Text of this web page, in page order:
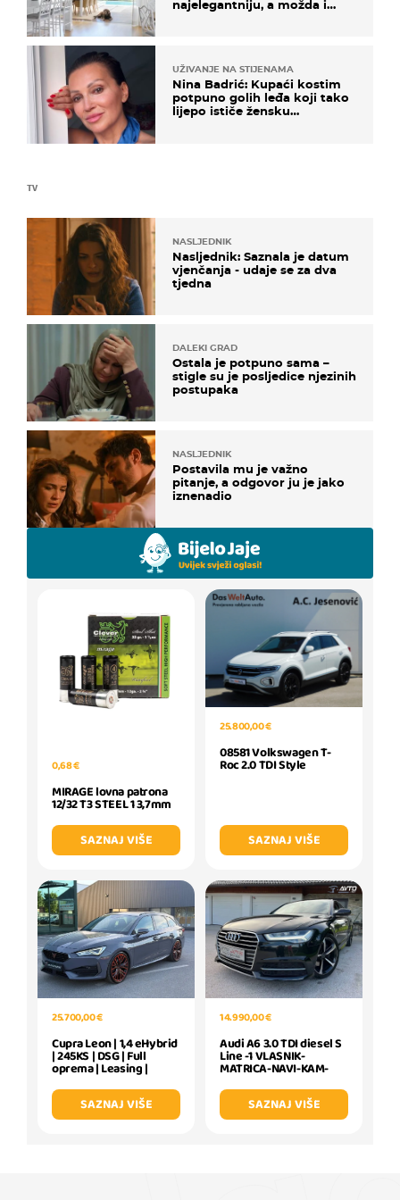
TV
NASLJEDNIK
Nasljednik: Saznala je datum
vjenčanja - udaje se za dva
tjedna
DALEKI GRAD
Ostala je potpuno sama –
stigle su je posljedice njezinih
postupaka
NASLJEDNIK
Postavila mu je važno
pitanje, a odgovor ju je jako
iznenadio
najelegantniju, a možda i
UŽIVANJE NA STIJENAMA
Nina Badrić: Kupaći kostim
potpuno golih leđa koji tako
lijepo ističe žensku
0,68 €
MIRAGE lovna patrona
12/32 T3 STEEL 1 3,7mm
SAZNAJ VIŠE
25.800,00 €
08581 Volkswagen T-
Roc 2.0 TDI Style
SAZNAJ VIŠE
25.700,00 €
Cupra Leon | 1,4 eHybrid
| 245KS | DSG | Full
oprema | Leasing |
SAZNAJ VIŠE
14.990,00 €
Audi A6 3.0 TDI diesel S
Line -1 VLASNIK-
MATRICA-NAVI-KAM-
SAZNAJ VIŠE